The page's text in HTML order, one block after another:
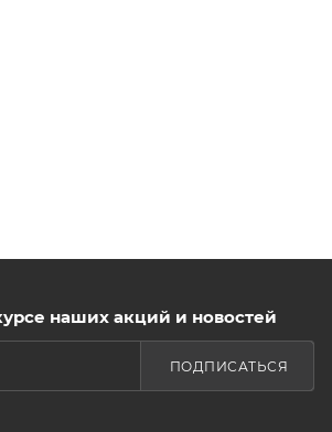
наших акций и новостей
ПОДПИСАТЬСЯ